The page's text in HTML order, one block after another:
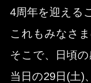
4周年を迎える
これもみなさ
そこで、日頃
当日の29日(土)